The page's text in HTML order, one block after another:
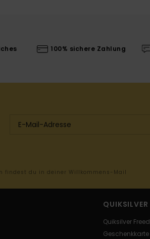
100% sichere Zahlung
findest du in deiner Willkommens-Mail
QUIKSILVER
Quiksilver
Geschenkkarte